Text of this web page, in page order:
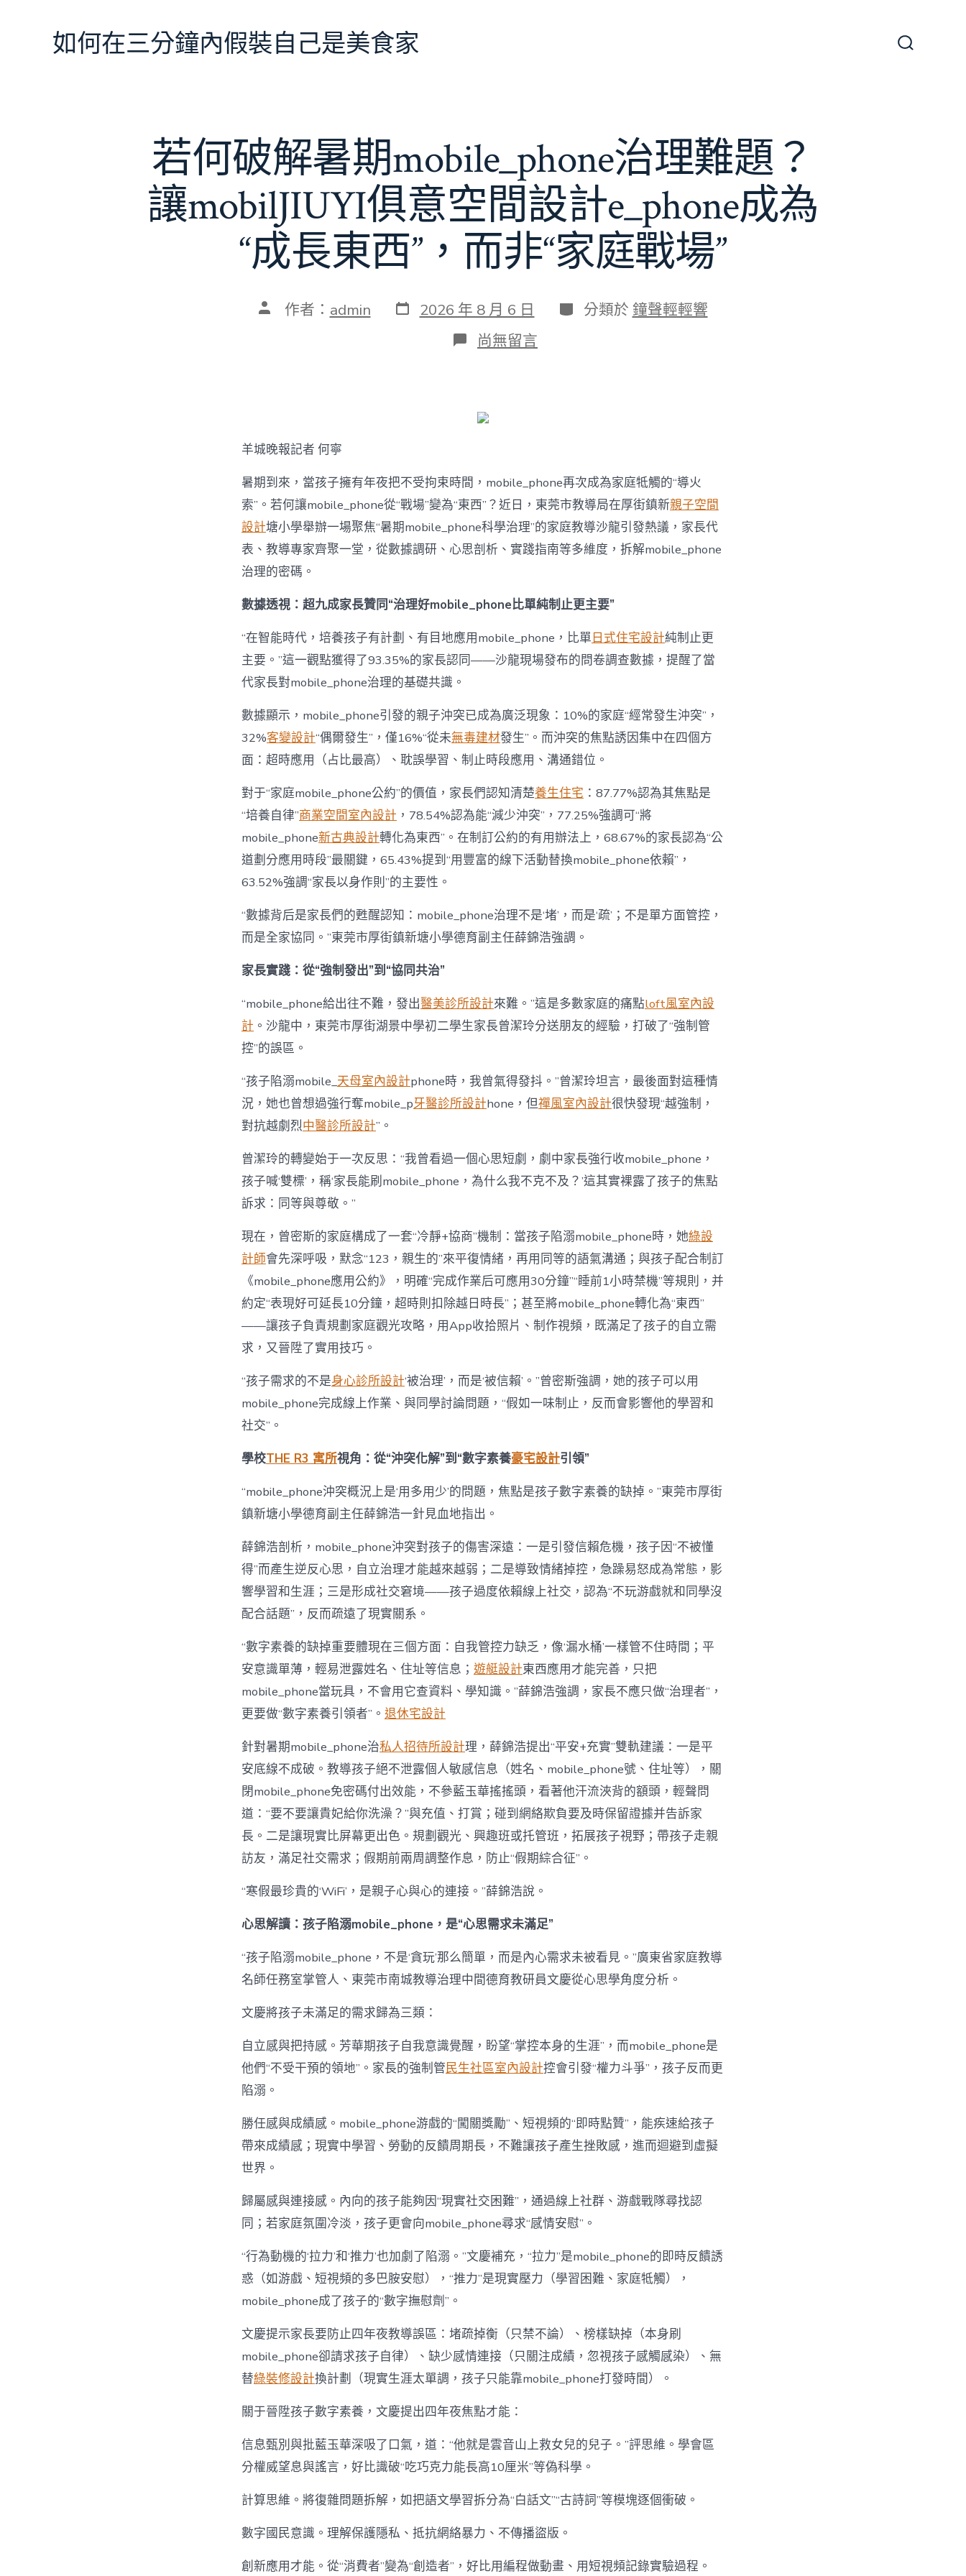
如何在三分鐘內假裝自己是美食家
若何破解暑期mobile_phone治理難題？
讓mobilJIUYI俱意空間設計e_phone成為
“成長東西”，而非“家庭戰場”
文 作者： admin 發
表
2026 年 8 月 6 日 分
類
分類於 鐘聲輕輕響
在
〈若
暑
期
難
題？
讓
mobilJIUYI
俱
意
設
計
成
為
“成
西”，
而
非
“家
庭
戰
場”〉
中
尚無留言
羊城晚報記者 何寧
暑期到來，當孩子擁有年夜把不受拘束時間，mobile_phone再次成為家庭牴觸的“導火
索”。若何讓mobile_phone從“戰場”變為“東西”？近日，東莞市教導局在厚街鎮新親子空間
設計塘小學舉辦一場聚焦“暑期mobile_phone科學治理”的家庭教導沙龍引發熱議，家長代
表、教導專家齊聚一堂，從數據調研、心思剖析、實踐指南等多維度，拆解mobile_phone
治理的密碼。
數據透視：超九成家長贊同“治理好mobile_phone比單純制止更主要”
“在智能時代，培養孩子有計劃、有目地應用mobile_phone，比單日式住宅設計純制止更
主要。”這一觀點獲得了93.35%的家長認同——沙龍現場發布的問卷調查數據，提醒了當
代家長對mobile_phone治理的基礎共識。
數據顯示，mobile_phone引發的親子沖突已成為廣泛現象：10%的家庭“經常發生沖突”，
32%客變設計“偶爾發生”，僅16%“從未無毒建材發生”。而沖突的焦點誘因集中在四個方
面：超時應用（占比最高）、耽誤學習、制止時段應用、溝通錯位。
對于“家庭mobile_phone公約”的價值，家長們認知清楚養生住宅 ：87.77%認為其焦點是
“培養自律”商業空間室內設計 ，78.54%認為能“減少沖突”，77.25%強調可“將
mobile_phone新古典設計轉化為東西”。在制訂公約的有用辦法上，68.67%的家長認為“公
道劃分應用時段”最關鍵，65.43%提到“用豐富的線下活動替換mobile_phone依賴”，
63.52%強調“家長以身作則”的主要性。
“數據背后是家長們的甦醒認知：mobile_phone治理不是‘堵’，而是‘疏’；不是單方面管控，
而是全家協同。”東莞市厚街鎮新塘小學德育副主任薛錦浩強調。
家長實踐：從“強制發出”到“協同共治”
“mobile_phone給出往不難，發出醫美診所設計來難。”這是多數家庭的痛點loft風室內設
計 。沙龍中，東莞市厚街湖景中學初二學生家長曾潔玲分送朋友的經驗，打破了“強制管
控”的誤區。
“孩子陷溺mobile_天母室內設計phone時，我曾氣得發抖。”曾潔玲坦言，最後面對這種情
況，她也曾想過強行奪mobile_p牙醫診所設計hone，但禪風室內設計很快發現“越強制，
對抗越劇烈中醫診所設計”。
曾潔玲的轉變始于一次反思：“我曾看過一個心思短劇，劇中家長強行收mobile_phone，
孩子喊‘雙標’，稱‘家長能刷mobile_phone，為什么我不克不及？’這其實裸露了孩子的焦點
訴求：同等與尊敬。”
現在，曾密斯的家庭構成了一套“冷靜+協商”機制：當孩子陷溺mobile_phone時，她綠設
計師會先深呼吸，默念“123，親生的”來平復情緒，再用同等的語氣溝通；與孩子配合制訂
《mobile_phone應用公約》，明確“完成作業后可應用30分鐘”“睡前1小時禁機”等規則，并
約定“表現好可延長10分鐘，超時則扣除越日時長”；甚至將mobile_phone轉化為“東西”
——讓孩子負責規劃家庭觀光攻略，用App收拾照片、制作視頻，既滿足了孩子的自立需
求，又晉陞了實用技巧。
“孩子需求的不是身心診所設計‘被治理’，而是‘被信賴’。”曾密斯強調，她的孩子可以用
mobile_phone完成線上作業、與同學討論問題，“假如一味制止，反而會影響他的學習和
社交”。
學校THE R3 寓所視角：從“沖突化解”到“數字素養豪宅設計引領”
“mobile_phone沖突概況上是‘用多用少’的問題，焦點是孩子數字素養的缺掉。”東莞市厚街
鎮新塘小學德育副主任薛錦浩一針見血地指出。
薛錦浩剖析，mobile_phone沖突對孩子的傷害深遠：一是引發信賴危機，孩子因“不被懂
得”而產生逆反心思，自立治理才能越來越弱；二是導致情緒掉控，急躁易怒成為常態，影
響學習和生涯；三是形成社交窘境——孩子過度依賴線上社交，認為“不玩游戲就和同學沒
配合話題”，反而疏遠了現實關系。
“數字素養的缺掉重要體現在三個方面：自我管控力缺乏，像‘漏水桶’一樣管不住時間；平
安意識單薄，輕易泄露姓名、住址等信息； 遊艇設計東西應用才能完善，只把
mobile_phone當玩具，不會用它查資料、學知識。”薛錦浩強調，家長不應只做“治理者”，
更要做“數字素養引領者”。 退休宅設計
針對暑期mobile_phone治私人招待所設計理，薛錦浩提出“平安+充實”雙軌建議：一是平
安底線不成破。教導孩子絕不泄露個人敏感信息（姓名、mobile_phone號、住址等），關
閉mobile_phone免密碼付出效能，不參藍玉華搖搖頭，看著他汗流浹背的額頭，輕聲問
道：“要不要讓貴妃給你洗澡？”與充值、打賞；碰到網絡欺負要及時保留證據并告訴家
長。二是讓現實比屏幕更出色。規劃觀光、興趣班或托管班，拓展孩子視野；帶孩子走親
訪友，滿足社交需求；假期前兩周調整作息，防止“假期綜合征”。
“寒假最珍貴的‘WiFi’，是親子心與心的連接。”薛錦浩說。
心思解讀：孩子陷溺mobile_phone，是“心思需求未滿足”
“孩子陷溺mobile_phone，不是‘貪玩’那么簡單，而是內心需求未被看見。”廣東省家庭教導
名師任務室掌管人、東莞市南城教導治理中間德育教研員文慶從心思學角度分析。
文慶將孩子未滿足的需求歸為三類：
自立感與把持感。芳華期孩子自我意識覺醒，盼望“掌控本身的生涯”，而mobile_phone是
他們“不受干預的領地”。家長的強制管民生社區室內設計控會引發“權力斗爭”，孩子反而更
陷溺。
勝任感與成績感。mobile_phone游戲的“闖關獎勵”、短視頻的“即時點贊”，能疾速給孩子
帶來成績感；現實中學習、勞動的反饋周期長，不難讓孩子產生挫敗感，進而迴避到虛擬
世界。
歸屬感與連接感。內向的孩子能夠因“現實社交困難”，通過線上社群、游戲戰隊尋找認
同；若家庭氛圍冷淡，孩子更會向mobile_phone尋求“感情安慰”。
“行為動機的‘拉力’和‘推力’也加劇了陷溺。”文慶補充，“拉力”是mobile_phone的即時反饋誘
惑（如游戲、短視頻的多巴胺安慰），“推力”是現實壓力（學習困難、家庭牴觸），
mobile_phone成了孩子的“數字撫慰劑”。
文慶提示家長要防止四年夜教導誤區：堵疏掉衡（只禁不論）、榜樣缺掉（本身刷
mobile_phone卻請求孩子自律）、缺少感情連接（只關注成績，忽視孩子感觸感染）、無
替綠裝修設計換計劃（現實生涯太單調，孩子只能靠mobile_phone打發時間）。
關于晉陞孩子數字素養，文慶提出四年夜焦點才能：
信息甄別與批藍玉華深吸了口氣，道：“他就是雲音山上救女兒的兒子。”評思維。學會區
分權威望息與謠言，好比識破“吃巧克力能長高10厘米”等偽科學。
計算思維。將復雜問題拆解，如把語文學習拆分為“白話文”“古詩詞”等模塊逐個衝破。
數字國民意識。理解保護隱私、抵抗網絡暴力、不傳播盜版。
創新應用才能。從“消費者”變為“創造者”，好比用編程做動畫、用短視頻記錄實驗過程。